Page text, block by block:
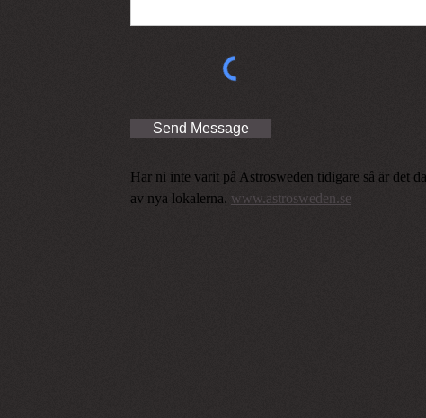
Send Message
Har ni inte varit på Astrosweden tidigare så är det
av nya lokalerna. www.astrosweden.se